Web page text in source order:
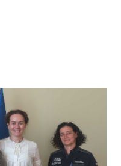
NA FACEBOOK. STRONA
NA TWITTER.
ARTYKUŁ NA LINKEDIN.